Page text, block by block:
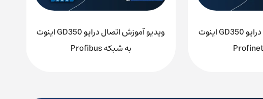
ویدیو آموزش اتصال درایو GD350 اینوت
ویدیو آموزش اتصال درایو GD350 اینوت
به شبکه Profibus